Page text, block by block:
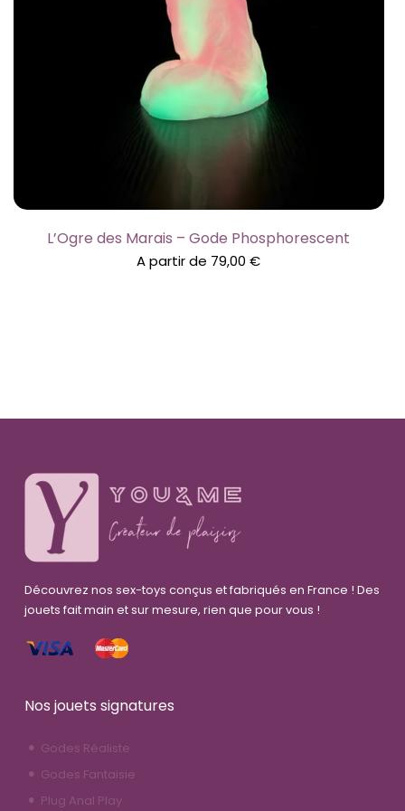
L’Ogre des Marais – Gode Phosphorescent
A partir de 79,00€
Découvrez nos sex-toys conçus et fabriqués en France ! Des
jouets fait main et sur mesure, rien que pour vous !
Nos jouets signatures
Godes Réaliste
Godes Fantaisie
Plug Anal Play